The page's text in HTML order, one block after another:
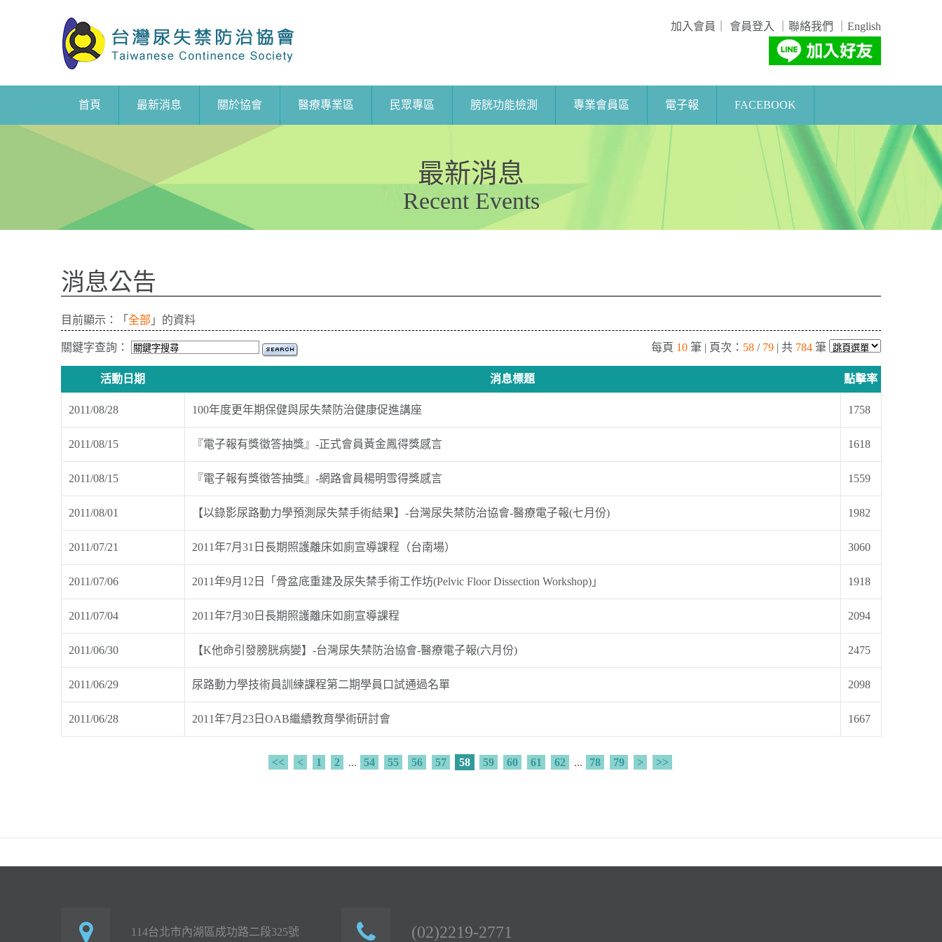
加入會員 會員登入 聯絡我們 English
首頁 最新消息 關於協會 醫療專業區 民眾專區 膀胱功能檢測 專業會員區 電子報 FACEBOOK
最新消息
Recent Events
消息公告
目前顯示：「 全部 」的資料
關鍵字查詢： 每頁 10 筆 | 頁次： 58 / 79 | 共 784 筆
活動日期 消息標題 點擊率
2011/08/28 100年度更年期保健與尿失禁防治健康促進講座 1758
2011/08/15 『電子報有獎徵答抽獎』-正式會員黃金鳳得獎感言 1618
2011/08/15 『電子報有獎徵答抽獎』-網路會員楊明雪得獎感言 1559
2011/08/01 【以錄影尿路動力學預測尿失禁手術結果】-台灣尿失禁防治協會-醫療電子報(七月份) 1982
2011/07/21 2011年7月31日長期照護離床如廁宣導課程（台南場） 3060
2011/07/06 2011年9月12日「骨盆底重建及尿失禁手術工作坊(Pelvic Floor Dissection Workshop)」 1918
2011/07/04 2011年7月30日長期照護離床如廁宣導課程 2094
2011/06/30 【K他命引發膀胱病變】-台灣尿失禁防治協會-醫療電子報(六月份) 2475
2011/06/29 尿路動力學技術員訓練課程第二期學員口試通過名單 2098
2011/06/28 2011年7月23日OAB繼續教育學術研討會 1667
<< < 1 2 ... 54 55 56 57 58 59 60 61 62 ... 78 79 > >>
114台北市內湖區成功路二段325號 (02)2219-2771